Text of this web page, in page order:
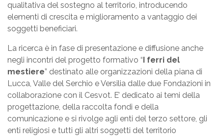
qualitativa del sostegno al territorio, introducendo
elementi di crescita e miglioramento a vantaggio dei
soggetti beneficiari.
La ricerca è in fase di presentazione e diffusione anche
negli incontri del progetto formativo “ I ferri del
mestiere” destinato alle organizzazioni della piana di
Lucca, Valle del Serchio e Versilia dalle due Fondazioni in
collaborazione con il Cesvot. E’ dedicato ai temi della
progettazione, della raccolta fondi e della
comunicazione e si rivolge agli enti del terzo settore, gli
enti religiosi e tutti gli altri soggetti del territorio